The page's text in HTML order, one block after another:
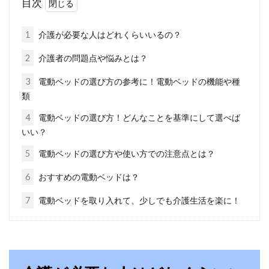
お布団とマットレスの選び方はなに
も良いの...
目次
1 介護が必要な人はどれくらいいるの？
2 介護者の問題点や悩みとは？
3
電動ベッドの選び方の参考に！電動ベッドの機能や種
類
4
電動ベッドの選び方！どんなことを基準にして選べば
いい？
5 電動ベッドの選び方や使い方での注意点とは？
6 おすすめの電動ベッドは？
7 電動ベッドを取り入れて、少しでも介護生活を楽に！